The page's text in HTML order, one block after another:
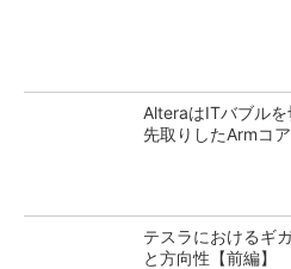
AlteraはITバブル
先取りしたArmコ
テスラにおけるギ
と方向性【前編】